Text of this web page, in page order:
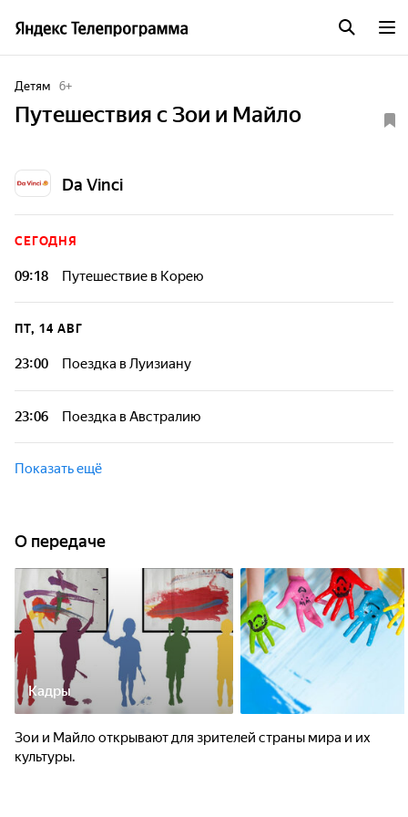
Детям 6+
Путешествия с Зои и Майло
Da Vinci
СЕГОДНЯ
09:18 Путешествие в Корею
Майло тренируется задерживать дыхание, чтобы побить
ПТ, 14 АВГ
23:00 Поездка в Луизиану
Можно ли играть музыку не на музыкальных
23:06 Поездка в Австралию
Можно ли с помощью растений избавиться от головной
боли? Поездка в Австралию поможет ответить на этот
вопрос.
Показать ещё
О передаче
Кадры
Зои и Майло открывают для зрителей страны мира и их
культуры.